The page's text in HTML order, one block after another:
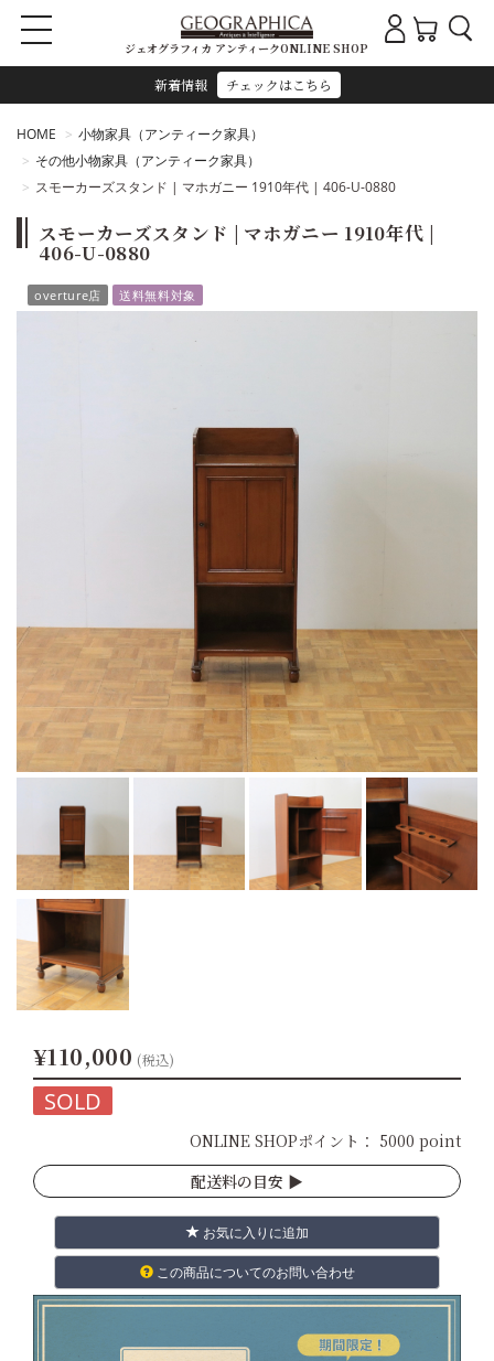
新着情報 チェックはこちら
ジェオグラフィカ アンティークONLINE SHOP
HOME
小物家具（アンティーク家具）
その他小物家具（アンティーク家具）
スモーカーズスタンド | マホガニー 1910年代 | 406-U-0880
スモーカーズスタンド | マホガニー 1910年代 |
406-U-0880
overture店 送料無料対象
¥110,000 (税込)
SOLD
ONLINE SHOPポイント： 5000 point
配送料の目安 ▶︎
お気に入りに追加
この商品についてのお問い合わせ